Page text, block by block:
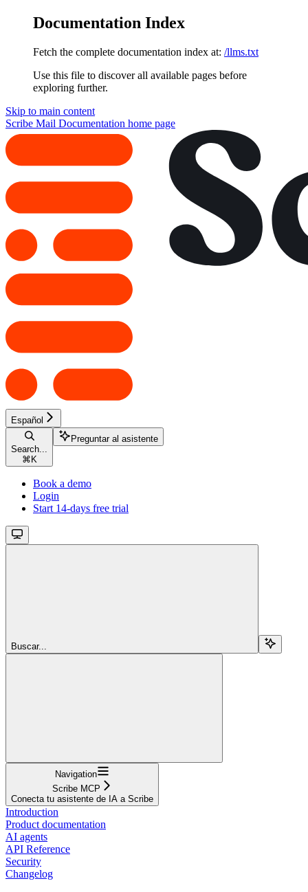
Documentation Index
Fetch the complete documentation index at: /llms.txt
Use this file to discover all available pages before
exploring further.
Skip to main content
Scribe Mail Documentation home page
Español
Search...
⌘ K
Preguntar al asistente
Book a demo
Login
Start 14-days free trial
Buscar...
Navigation
Scribe MCP
Conecta tu asistente de IA a Scribe
Introduction
Product documentation
AI agents
API Reference
Security
Changelog